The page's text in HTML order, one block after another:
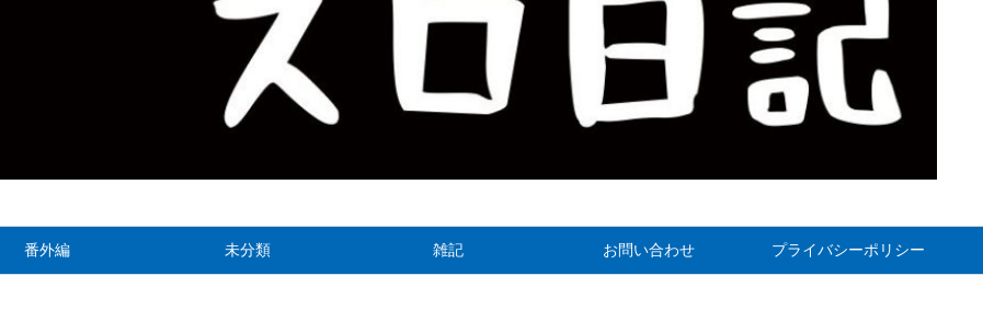
番外編 未分類 雑記 お問い合わせ プライバシーポリシー